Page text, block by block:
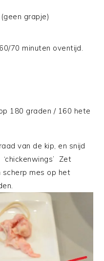
grapje)
70 minuten oventijd.
180 graden / 160 hete
van de kip, en snijd
Zet
scherp mes op het